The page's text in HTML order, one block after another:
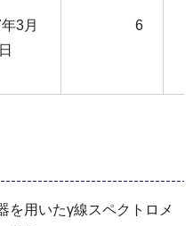
3月
6
を用いたγ線スペクトロメ